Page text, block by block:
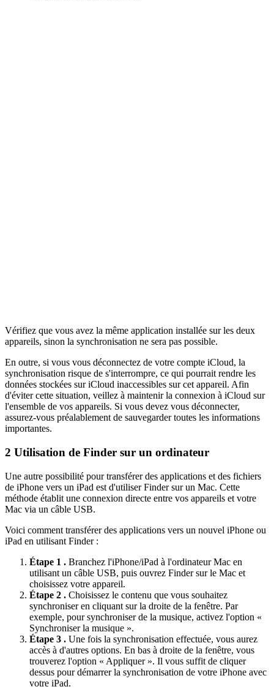
Vérifiez que vous avez la même application installée sur les deux
appareils, sinon la synchronisation ne sera pas possible.
En outre, si vous vous déconnectez de votre compte iCloud, la
synchronisation risque de s'interrompre, ce qui pourrait rendre les
données stockées sur iCloud inaccessibles sur cet appareil. Afin
d'éviter cette situation, veillez à maintenir la connexion à iCloud sur
l'ensemble de vos appareils. Si vous devez vous déconnecter,
assurez-vous préalablement de sauvegarder toutes les informations
importantes.
2 Utilisation de Finder sur un ordinateur
Une autre possibilité pour transférer des applications et des fichiers
de iPhone vers un iPad est d'utiliser Finder sur un Mac. Cette
méthode établit une connexion directe entre vos appareils et votre
Mac via un câble USB.
Voici comment transférer des applications vers un nouvel iPhone ou
iPad en utilisant Finder :
Étape 1 . Branchez l'iPhone/iPad à l'ordinateur Mac en
utilisant un câble USB, puis ouvrez Finder sur le Mac et
choisissez votre appareil.
Étape 2 . Choisissez le contenu que vous souhaitez
synchroniser en cliquant sur la droite de la fenêtre. Par
exemple, pour synchroniser de la musique, activez l'option «
Synchroniser la musique ».
Étape 3 . Une fois la synchronisation effectuée, vous aurez
accès à d'autres options. En bas à droite de la fenêtre, vous
trouverez l'option « Appliquer ». Il vous suffit de cliquer
dessus pour démarrer la synchronisation de votre iPhone avec
votre iPad.